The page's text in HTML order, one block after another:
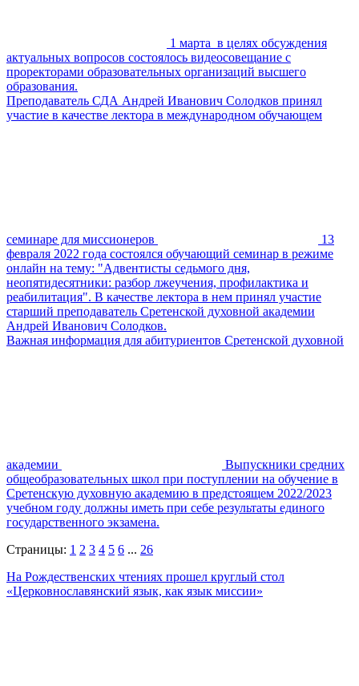
1 марта в целях обсуждения
актуальных вопросов состоялось видеосовещание с
проректорами образовательных организаций высшего
образования.
Преподаватель СДА Андрей Иванович Солодков принял
участие в качестве лектора в международном обучающем
семинаре для миссионеров
13
февраля 2022 года состоялся обучающий семинар в режиме
онлайн на тему: "Адвентисты седьмого дня,
неопятидесятники: разбор лжеучения, профилактика и
реабилитация". В качестве лектора в нем принял участие
старший преподаватель Сретенской духовной академии
Андрей Иванович Солодков.
Важная информация для абитуриентов Сретенской духовной
академии
Выпускники средних
общеобразовательных школ при поступлении на обучение в
Сретенскую духовную академию в предстоящем 2022/2023
учебном году должны иметь при себе результаты единого
государственного экзамена.
Страницы: 1 2 3 4 5 6 ... 26
На Рождественских чтениях прошел круглый стол
«Церковнославянский язык, как язык миссии»